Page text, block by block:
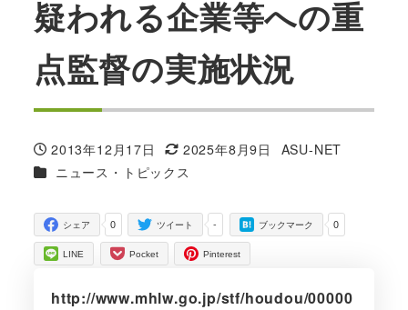
疑われる企業等への重​
点監督の実施状況
投稿日
2013年12月17日
更新日
2025年8月9日
著
ASU-NET
カテゴリー
ニュース・トピックス
0
シェア -
ツイート 0
ブックマーク
LINE Pocket Pinterest
http://www.mhlw.go.jp/stf/houdou/00000